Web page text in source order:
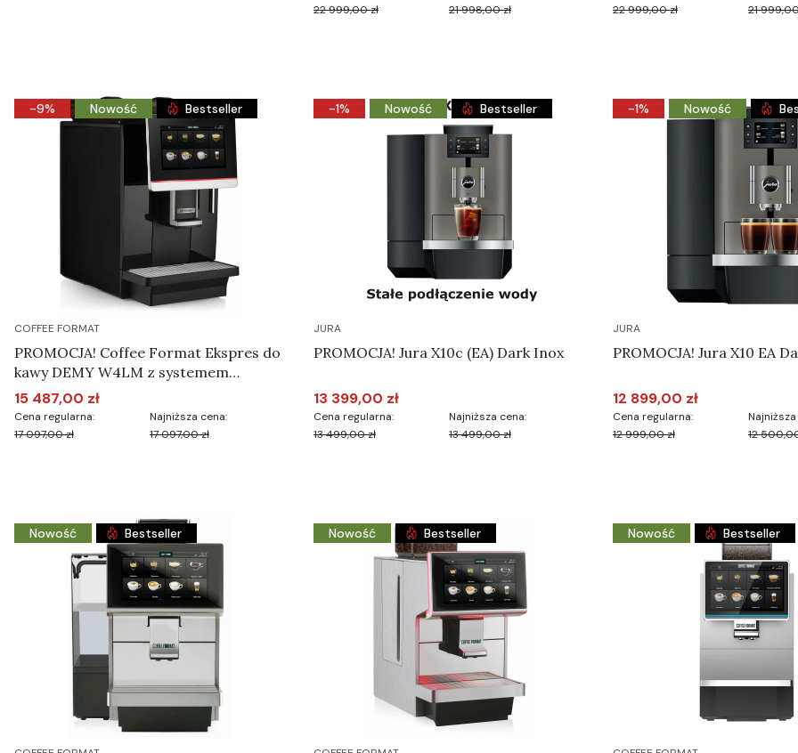
22 999,00 zł
21 998,00 zł
22 999,00 zł
21
-9% Nowość Bestseller
COFFEE FORMAT
PROMOCJA! Coffee Format Ekspres do
kawy DEMY W4LM z systemem
płatności
Cena promocyjna
15 487,00 zł
Cena regularna:
17 097,00 zł
Najniższa cena:
17 097,00 zł
-1% Nowość Bestseller
JURA
PROMOCJA! Jura X10c (EA) Dark Inox
Cena promocyjna
13 399,00 zł
Cena regularna:
13 499,00 zł
Najniższa cena:
13 499,00 zł
-1% Nowość
JURA
PROMOCJA! Jura X10 EA
Cena promocyjna
12 899,00 zł
Cena regularna:
12 999,00 zł
12
Nowość Bestseller Nowość Bestseller Nowość Bestseller